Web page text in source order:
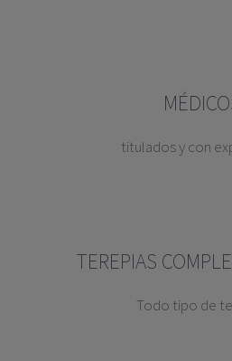
titulados y con
TEREPIAS
Todo tipo de